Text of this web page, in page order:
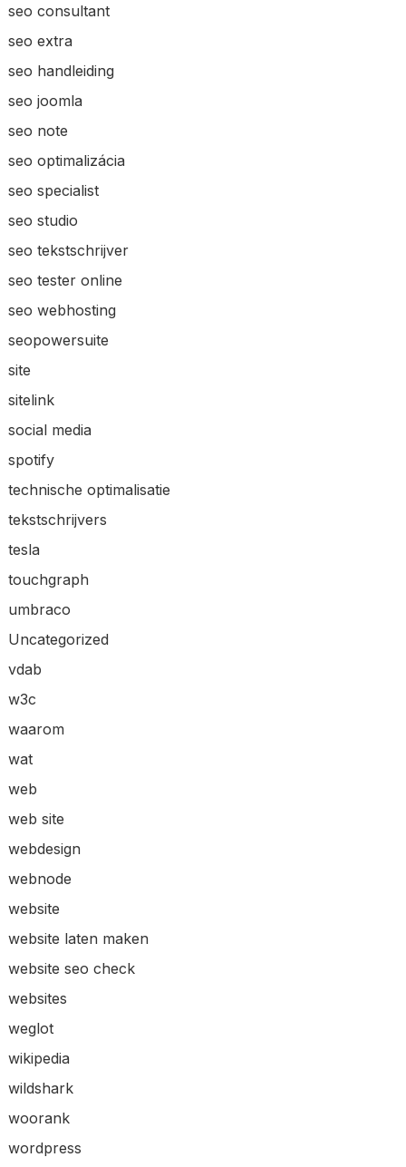
seo consultant
seo extra
seo handleiding
seo joomla
seo note
seo optimalizácia
seo specialist
seo studio
seo tekstschrijver
seo tester online
seo webhosting
seopowersuite
site
sitelink
social media
spotify
technische optimalisatie
tekstschrijvers
tesla
touchgraph
umbraco
Uncategorized
vdab
w3c
waarom
wat
web
web site
webdesign
webnode
website
website laten maken
website seo check
websites
weglot
wikipedia
wildshark
woorank
wordpress